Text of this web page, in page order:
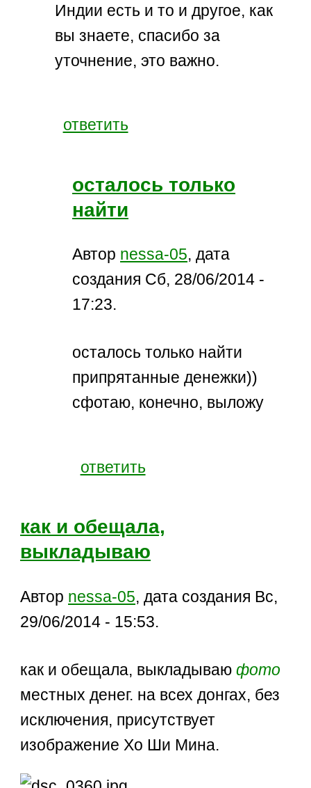
Индии есть и то и другое, как
вы знаете, спасибо за
уточнение, это важно.
ответить
осталось только
найти
Автор nessa-05, дата
создания Сб, 28/06/2014 -
17:23.
осталось только найти
припрятанные денежки))
сфотаю, конечно, выложу
ответить
как и обещала,
выкладываю
Автор nessa-05, дата создания Вс,
29/06/2014 - 15:53.
как и обещала, выкладываюфото
местных денег. на всех донгах, без
исключения, присутствует
изображение Хо Ши Мина.